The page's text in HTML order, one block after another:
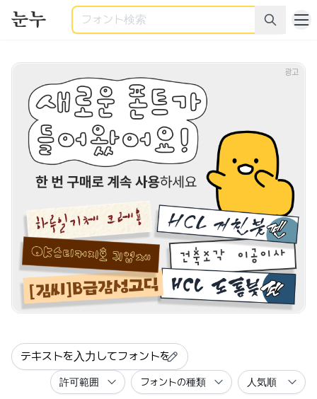
検索
광고
許可範囲 フォントの種類 人気順